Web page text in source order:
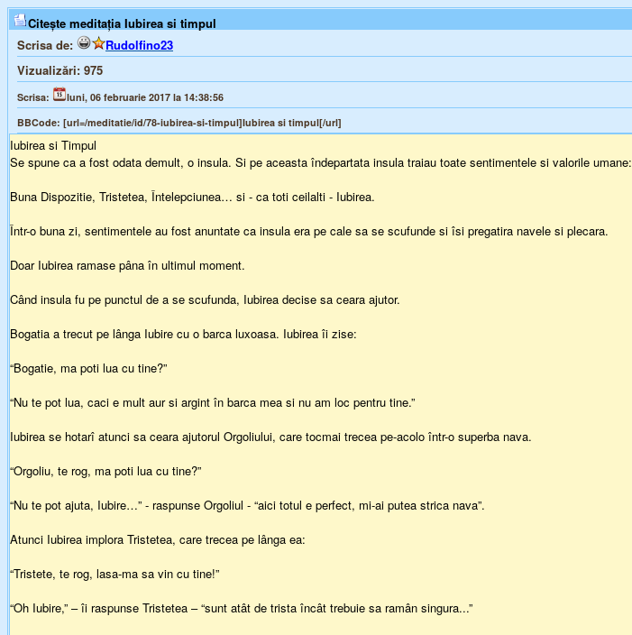
Citește meditația Iubirea si timpul
Scrisa de:
Rudolfino23
Vizualizări: 975
Scrisa:
luni, 06 februarie 2017 la 14:38:56
BBCode: [url=/meditatie/id/78-iubirea-si-timpul]Iubirea si timpul[/url]
Iubirea si Timpul
Se spune ca a fost odata demult, o insula. Si pe aceasta îndepartata insula traiau toate sentimentele si valorile umane:
Buna Dispozitie, Tristetea, Întelepciunea… si - ca toti ceilalti - Iubirea.
Într-o buna zi, sentimentele au fost anuntate ca insula era pe cale sa se scufunde si îsi pregatira navele si plecara.
Doar Iubirea ramase pâna în ultimul moment.
Când insula fu pe punctul de a se scufunda, Iubirea decise sa ceara ajutor.
Bogatia a trecut pe lânga Iubire cu o barca luxoasa. Iubirea îi zise:
“Bogatie, ma poti lua cu tine?”
“Nu te pot lua, caci e mult aur si argint în barca mea si nu am loc pentru tine.”
Iubirea se hotarî atunci sa ceara ajutorul Orgoliului, care tocmai trecea pe-acolo într-o superba nava.
“Orgoliu, te rog, ma poti lua cu tine?”
“Nu te pot ajuta, Iubire…” - raspunse Orgoliul - “aici totul e perfect, mi-ai putea strica nava”.
Atunci Iubirea implora Tristetea, care trecea pe lânga ea:
“Tristete, te rog, lasa-ma sa vin cu tine!”
“Oh Iubire,” – îi raspunse Tristetea – “sunt atât de trista încât trebuie sa ramân singura...”